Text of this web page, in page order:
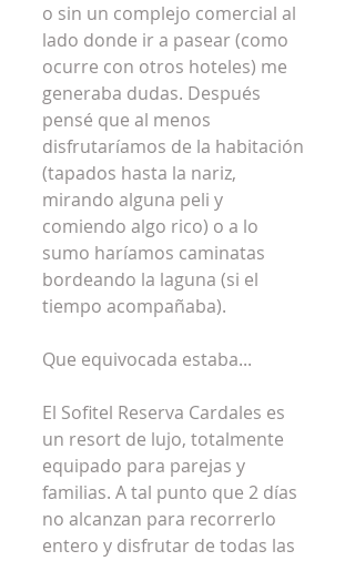
o sin un complejo comercial al
lado donde ir a pasear (como
ocurre con otros hoteles) me
generaba dudas. Después
pensé que al menos
disfrutaríamos de la habitación
(tapados hasta la nariz,
mirando alguna peli y
comiendo algo rico) o a lo
sumo haríamos caminatas
bordeando la laguna (si el
tiempo acompañaba).
Que equivocada estaba...
El Sofitel Reserva Cardales es
un resort de lujo, totalmente
equipado para parejas y
familias. A tal punto que 2 días
no alcanzan para recorrerlo
entero y disfrutar de todas las